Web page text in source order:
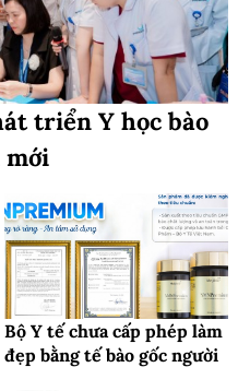
triển Y học bào
mới
Bộ Y tế chưa cấp phép làm
đẹp bằng tế bào gốc người